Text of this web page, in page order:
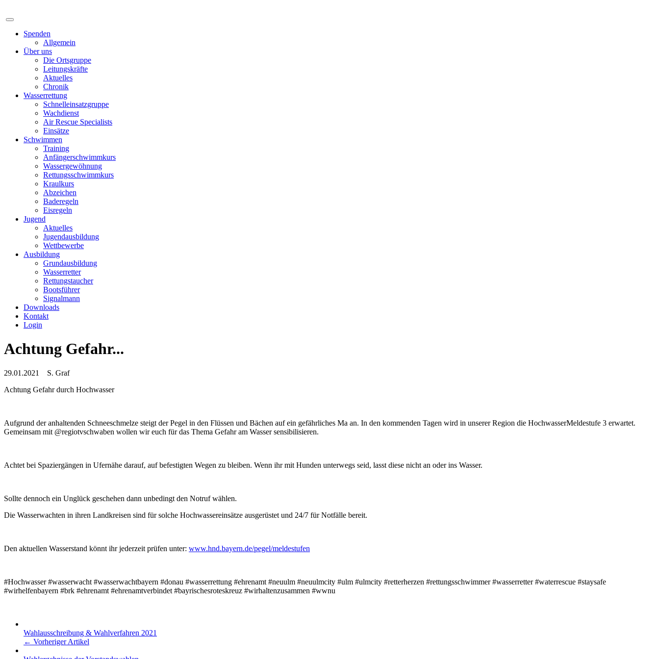
Spenden
Allgemein
Über uns
Die Ortsgruppe
Leitungskräfte
Aktuelles
Chronik
Wasserrettung
Schnelleinsatzgruppe
Wachdienst
Air Rescue Specialists
Einsätze
Schwimmen
Training
Anfängerschwimmkurs
Wassergewöhnung
Rettungsschwimmkurs
Kraulkurs
Abzeichen
Baderegeln
Eisregeln
Jugend
Aktuelles
Jugendausbildung
Wettbewerbe
Ausbildung
Grundausbildung
Wasserretter
Rettungstaucher
Bootsführer
Signalmann
Downloads
Kontakt
Login
Achtung Gefahr...
29.01.2021
S. Graf
Achtung Gefahr durch Hochwasser
Aufgrund der anhaltenden Schneeschmelze steigt der Pegel in den Flüssen und Bächen auf ein gefährliches Ma an. In den kommenden Tagen wird in unserer Region die HochwasserMeldestufe 3 erwartet.
Gemeinsam mit @regiotvschwaben wollen wir euch für das Thema Gefahr am Wasser sensibilisieren.
Achtet bei Spaziergängen in Ufernähe darauf, auf befestigten Wegen zu bleiben. Wenn ihr mit Hunden unterwegs seid, lasst diese nicht an oder ins Wasser.
Sollte dennoch ein Unglück geschehen dann unbedingt den Notruf wählen.
Die Wasserwachten in ihren Landkreisen sind für solche Hochwassereinsätze ausgerüstet und 24/7 für Notfälle bereit.
Den aktuellen Wasserstand könnt ihr jederzeit prüfen unter: www.hnd.bayern.de/pegel/meldestufen
#Hochwasser #wasserwacht #wasserwachtbayern #donau #wasserrettung #ehrenamt #neuulm #neuulmcity #ulm #ulmcity #retterherzen #rettungsschwimmer #wasserretter #waterrescue #staysafe
#wirhelfenbayern #brk #ehrenamt #ehrenamtverbindet #bayrischesroteskreuz #wirhaltenzusammen #wwnu
Wahlausschreibung & Wahlverfahren 2021
← Vorheriger Artikel